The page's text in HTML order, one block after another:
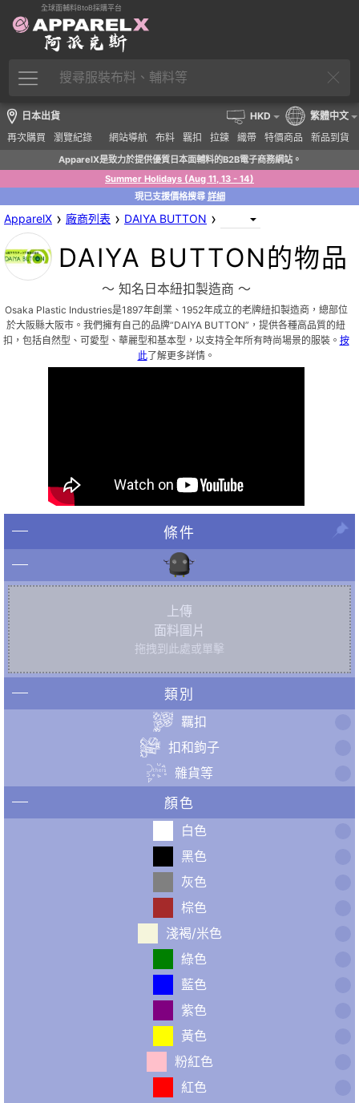
全球面輔料BtoB採購平台
日本出貨
再次購買
瀏覽紀錄 網站導航 布料 羈扣 拉鍊 織帶 特價商品 新品到貨
HKD 繁體中文
ApparelX是致力於提供優質日本面輔料的B2B電子商務網站。
Summer Holidays (Aug 11, 13 - 14)
現已支援價格搜尋 詳細
ApparelX › 廠商列表 › DAIYA BUTTON ›
DAIYA BUTTON的物品
〜 知名日本紐扣製造商 〜
Osaka Plastic Industries是1897年創業、1952年成立的老牌紐扣製造商，總部位
於大阪縣大阪市。我們擁有自己的品牌“DAIYA BUTTON”，提供各種高品質的紐
扣，包括自然型、可愛型、華麗型和基本型，以支持全年所有時尚場景的服裝。 按
此了解更多詳情。
條件
上傳
面料圖片
拖拽到此處或單擊
類別
羈扣
扣和鉤子
雜貨等
顏色
白色
黑色
灰色
棕色
淺褐/米色
綠色
藍色
紫色
黃色
粉紅色
紅色